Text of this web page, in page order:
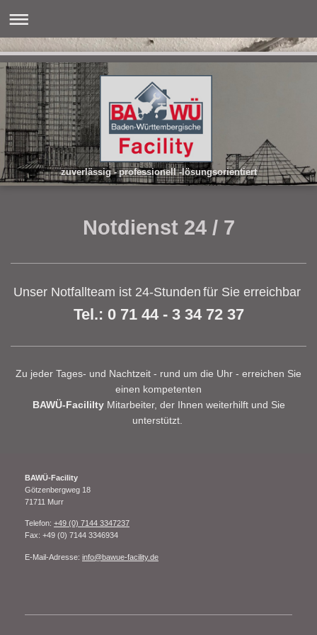
zuverlässig - professionell -lösungsorientiert
Notdienst 24 / 7
Unser Notfallteam ist 24-Stunden für Sie erreichbar
Tel.: 0 71 44 - 3 34 72 37
Zu jeder Tages- und Nachtzeit - rund um die Uhr - erreichen Sie
einen kompetenten
BAWÜ-FacililtyMitarbeiter, der Ihnen weiterhilft und Sie
unterstützt.
BAWÜ-Facility
Götzenbergweg 18
71711 Murr
Telefon: +49 (0) 7144 3347237
Fax: +49 (0) 7144 3346934
E-Mail-Adresse: info@bawue-facility.de